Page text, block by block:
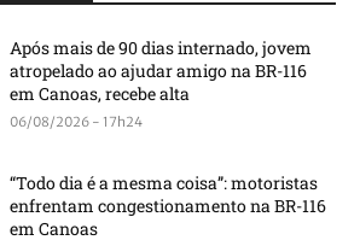
Após mais de 90 dias internado, jovem
atropelado ao ajudar amigo na BR-116
em Canoas, recebe alta
06/08/2026 - 17h24
“Todo dia é a mesma coisa”: motoristas
enfrentam congestionamento na BR-116
em Canoas